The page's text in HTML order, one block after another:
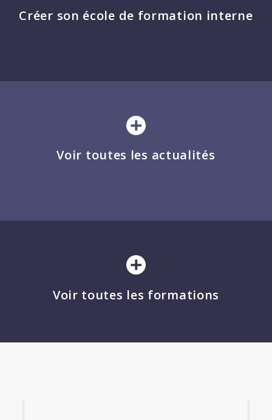
Créer son école de formation interne
Voir toutes les actualités
Voir toutes les formations